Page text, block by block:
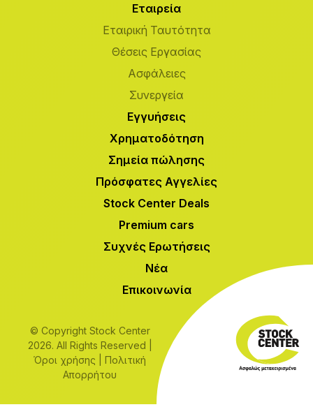
Εταιρεία
Εταιρική Ταυτότητα
Θέσεις Εργασίας
Ασφάλειες
Συνεργεία
Εγγυήσεις
Χρηματοδότηση
Σημεία πώλησης
Πρόσφατες Αγγελίες
Stock Center Deals
Premium cars
Συχνές Ερωτήσεις
Νέα
Επικοινωνία
© Copyright Stock Center
2026. All Rights Reserved |
Όροι χρήσης |Πολιτική
Απορρήτου